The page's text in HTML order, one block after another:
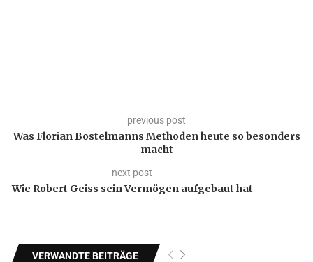
previous post
Was Florian Bostelmanns Methoden heute so besonders
macht
next post
Wie Robert Geiss sein Vermögen aufgebaut hat
VERWANDTE BEITRÄGE